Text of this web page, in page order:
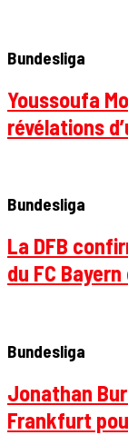
Bundesliga
Youssoufa
révélations
Bundesliga
La DFB
du FC
Bundesliga
Jonathan
Frankfurt